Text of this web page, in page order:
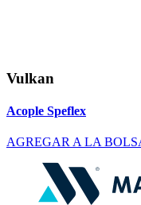
Vulkan
Acople Speflex
AGREGAR A LA